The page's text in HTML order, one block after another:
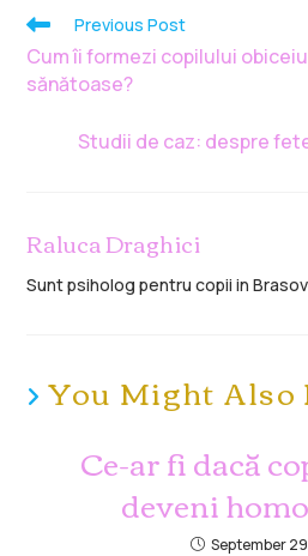
Previous Post
Cum îi formezi copilului
sănătoase?
Studii de caz: despre
Raluca Draghici
Sunt psiholog pentru copii in Brasov
You Might Also
Ce-ar fi dacă
deveni
September